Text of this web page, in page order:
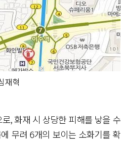
재혁
, 화재 시 상당한 피해를 낳을 수
무려 6개의 보이는 소화기를 확